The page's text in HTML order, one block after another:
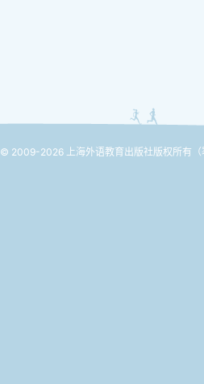
© 2009-2026 上海外语教育出版社版权所有